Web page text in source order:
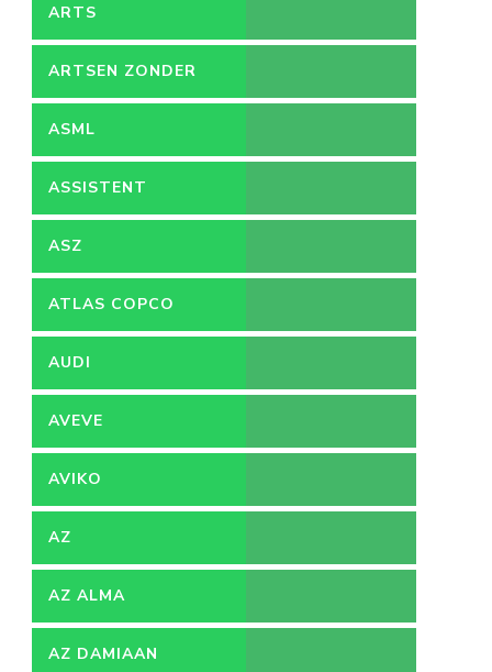
ARTS
ARTSEN ZONDER
GRENZEN
ASML
ASSISTENT
ACCOUNTANT
ASZ
ATLAS COPCO
AUDI
AVEVE
AVIKO
AZ
AZ ALMA
AZ DAMIAAN